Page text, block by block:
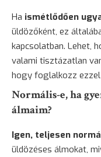
Ha ismétlődően
üldözőként, ez
kapcsolatban. Lehet,
valami tisztázatlan
hogy foglalkozz
Normális-e, ha
álmaim?
Igen, teljesen
üldözéses álmokat,